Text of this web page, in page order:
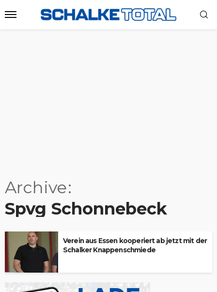
Archive
Spvg Schonnebeck
Verein aus Essen kooperiert ab jetzt mit der
Schalker Knappenschmiede